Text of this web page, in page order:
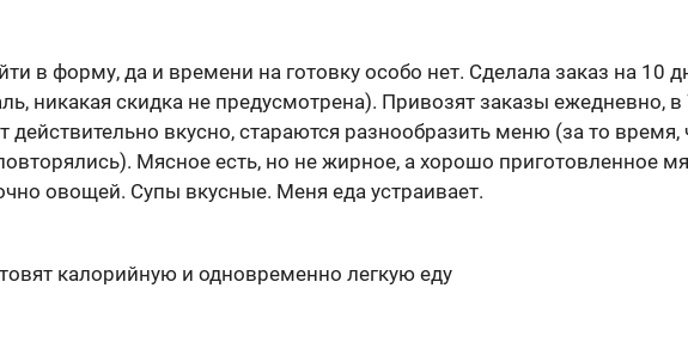
в форму, да и времени на готовку особо нет. Сделала заказ на 10
никакая скидка не предусмотрена). Привозят заказы ежедневно, в
действительно вкусно, стараются разнообразить меню (за то время,
Мясное есть, но не жирное, а хорошо приготовленное
овощей. Супы вкусные. Меня еда устраивает.
калорийную и одновременно легкую еду